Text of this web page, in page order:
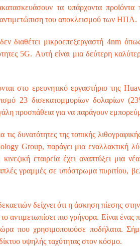
τα υπάρχοντα
αντιμετώπιση του αποκλεισμού των ΗΠΑ.
διαθέτει μικροεπεξεργαστή 4nm
5G. Αυτή είναι μια δεύτερη
στο ερευνητικό εργαστήριο της
23 δισεκατομμυρίων δολαρίων
προσπάθεια για να παράγουν
τις δυνατότητες της τοπικής
Group, παράγει μια εναλλακτική
εταιρεία έχει αναπτύξει μια
γραμμές σε υπόστρωμα πυριτίου,
δείχνει ότι η άσκηση πίεσης
αντιμετωπίσει πιο γρήγορα. Είναι
που χρησιμοποιούσε ποδήλατα.
υψηλής ταχύτητας στον κόσμο.